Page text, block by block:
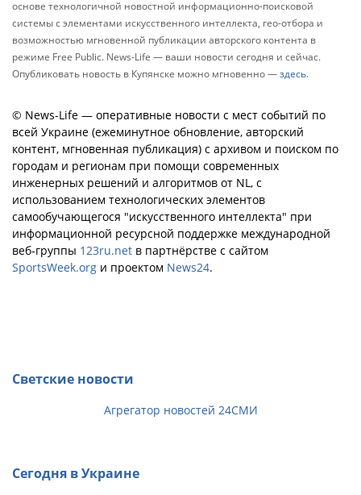
основе технологичной новостной информационно-поисковой
системы с элементами искусственного интеллекта, гео-отбора и
возможностью мгновенной публикации авторского контента в
режиме Free Public. News-Life — ваши новости сегодня и сейчас.
Опубликовать новость в Купянске можно мгновенно —здесь.
© News-Life — оперативные новости с мест событий по
всей Украине (ежеминутное обновление, авторский
контент, мгновенная публикация) с архивом и поиском по
городам и регионам при помощи современных
инженерных решений и алгоритмов от NL, с
использованием технологических элементов
самообучающегося "искусственного интеллекта" при
информационной ресурсной поддержке международной
веб-группы 123ru.net в партнёрстве с сайтом
SportsWeek.org и проектом News24.
Светские новости
Агрегатор новостей 24СМИ
Сегодня в Украине